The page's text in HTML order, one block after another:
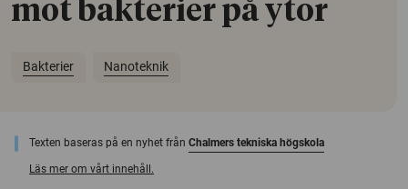
mot bakterier på ytor
Bakterier Nanoteknik
Texten baseras på en nyhet från Chalmers tekniska högskola
Läs mer om vårt innehåll.